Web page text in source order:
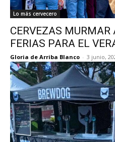
Lo más cervecero
CERVEZAS MURMAR
FERIAS PARA EL
Gloria de Arriba Blanco - 3 junio,